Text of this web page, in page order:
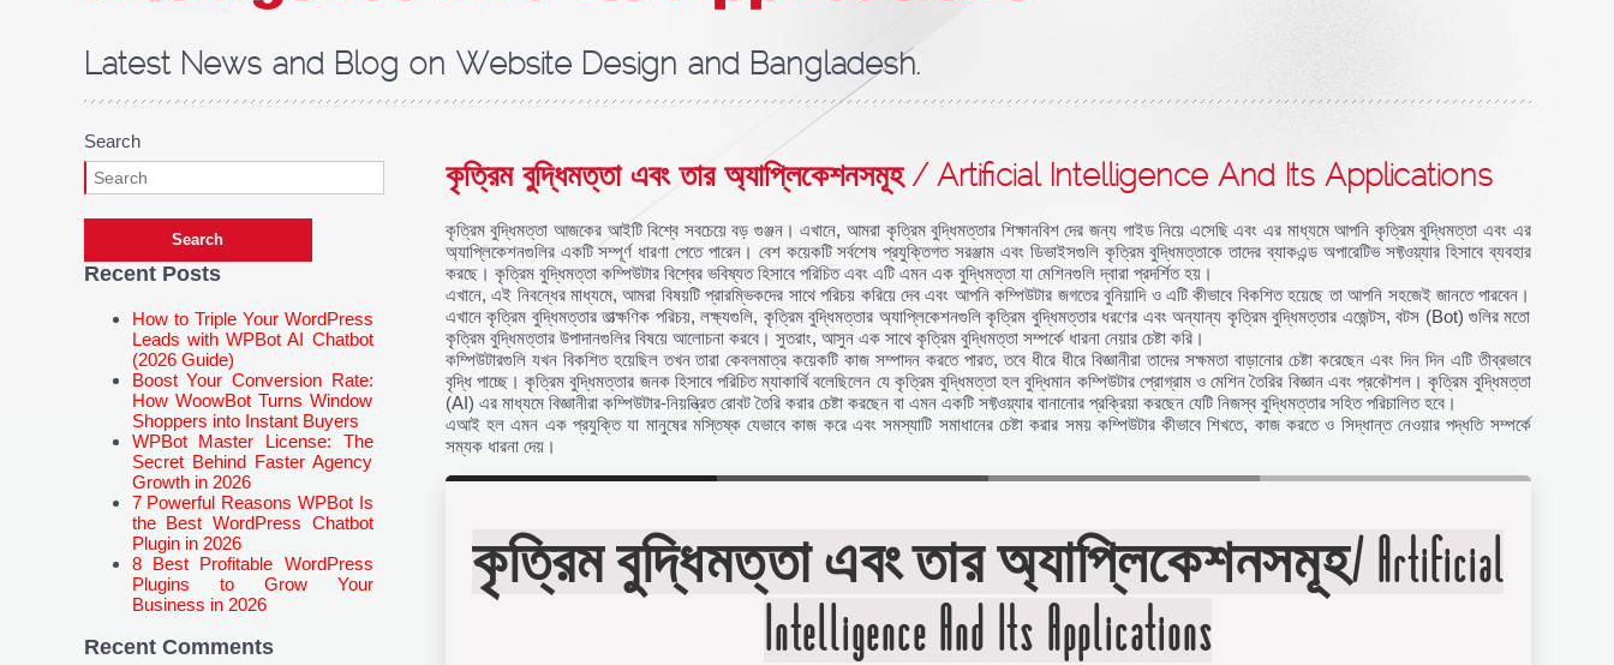
Latest News and Blog on Website Design and Bangladesh.
Search
Recent Posts
How to Triple Your WordPress
Leads with WPBot AI Chatbot
(2026 Guide)
Boost Your Conversion Rate:
How WoowBot Turns Window
Shoppers into Instant Buyers
WPBot Master License: The
Secret Behind Faster Agency
Growth in 2026
7 Powerful Reasons WPBot Is
the Best WordPress Chatbot
Plugin in 2026
8 Best Profitable WordPress
Plugins to Grow Your
Business in 2026
Recent Comments
কৃত্রিম বুদ্ধিমত্তা এবং তার অ্যাপ্লিকেশনসমূহ / Artificial Intelligence And Its Applications
কৃত্রিম বুদ্ধিমত্তা আজকের আইটি বিশ্বে সবচেয়ে বড় গুঞ্জন। এখানে, আমরা কৃত্রিম বুদ্ধিমত্তার শিক্ষানবিশ দের জন্য গাইড নিয়ে এসেছি এবং এর মাধ্যমে আপনি কৃত্রিম বুদ্ধিমত্তা এবং এর
অ্যাপ্লিকেশনগুলির একটি সম্পূর্ণ ধারণা পেতে পারেন। বেশ কয়েকটি সর্বশেষ প্রযুক্তিগত সরঞ্জাম এবং ডিভাইসগুলি কৃত্রিম বুদ্ধিমত্তাকে তাদের ব্যাকএন্ড অপারেটিভ সফ্টওয়্যার হিসাবে ব্যবহার
করছে। কৃত্রিম বুদ্ধিমত্তা কম্পিউটার বিশ্বের ভবিষ্যত হিসাবে পরিচিত এবং এটি এমন এক বুদ্ধিমত্তা যা মেশিনগুলি দ্বারা প্রদর্শিত হয়।
এখানে, এই নিবন্ধের মাধ্যমে, আমরা বিষয়টি প্রারম্ভিকদের সাথে পরিচয় করিয়ে দেব এবং আপনি কম্পিউটার জগতের বুনিয়াদি ও এটি কীভাবে বিকশিত হয়েছে তা আপনি সহজেই জানতে পারবেন।
এখানে কৃত্রিম বুদ্ধিমত্তার তাত্ক্ষণিক পরিচয়, লক্ষ্যগুলি, কৃত্রিম বুদ্ধিমত্তার অ্যাপ্লিকেশনগুলি কৃত্রিম বুদ্ধিমত্তার ধরণের এবং অন্যান্য কৃত্রিম বুদ্ধিমত্তার এজেন্টস, বটস (Bot) গুলির মতো
কৃত্রিম বুদ্ধিমত্তার উপাদানগুলির বিষয়ে আলোচনা করবে। সুতরাং, আসুন এক সাথে কৃত্রিম বুদ্ধিমত্তা সম্পর্কে ধারনা নেয়ার চেষ্টা করি।
কম্পিউটারগুলি যখন বিকশিত হয়েছিল তখন তারা কেবলমাত্র কয়েকটি কাজ সম্পাদন করতে পারত, তবে ধীরে ধীরে বিজ্ঞানীরা তাদের সক্ষমতা বাড়ানোর চেষ্টা করেছেন এবং দিন দিন এটি তীব্রভাবে
বৃদ্ধি পাচ্ছে। কৃত্রিম বুদ্ধিমত্তার জনক হিসাবে পরিচিত ম্যাকার্থি বলেছিলেন যে কৃত্রিম বুদ্ধিমত্তা হল বুদ্ধিমান কম্পিউটার প্রোগ্রাম ও মেশিন তৈরির বিজ্ঞান এবং প্রকৌশল। কৃত্রিম বুদ্ধিমত্তা
(AI) এর মাধ্যমে বিজ্ঞানীরা কম্পিউটার-নিয়ন্ত্রিত রোবট তৈরি করার চেষ্টা করছেন বা এমন একটি সফ্টওয়্যার বানানোর প্রক্রিয়া করছেন যেটি নিজস্ব বুদ্ধিমত্তার সহিত পরিচালিত হবে।
এআই হল এমন এক প্রযুক্তি যা মানুষের মস্তিষ্ক যেভাবে কাজ করে এবং সমস্যাটি সমাধানের চেষ্টা করার সময় কম্পিউটার কীভাবে শিখতে, কাজ করতে ও সিদ্ধান্ত নেওয়ার পদ্ধতি সম্পর্কে
সম্যক ধারনা দেয়।
কৃত্রিম বুদ্ধিমত্তা এবং তার অ্যাপ্লিকেশনসমূহ/ Artificial
Intelligence And Its Applications